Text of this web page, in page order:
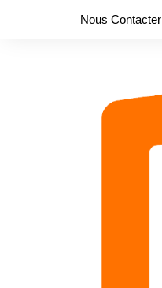
Nous Contacter